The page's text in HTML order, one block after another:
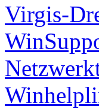
Virgis-